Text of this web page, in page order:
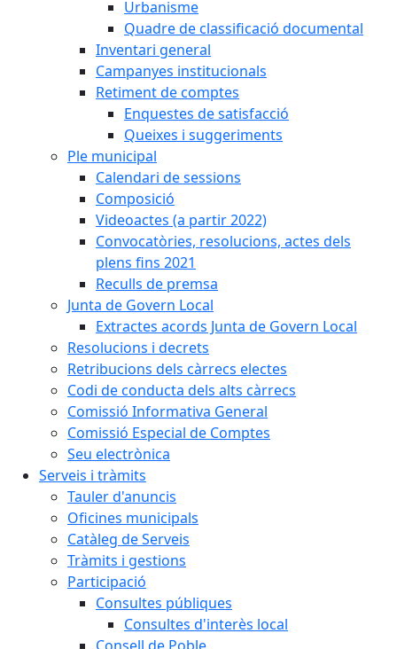
Urbanisme
Quadre de classificació documental
Inventari general
Campanyes institucionals
Retiment de comptes
Enquestes de satisfacció
Queixes i suggeriments
Ple municipal
Calendari de sessions
Composició
Videoactes (a partir 2022)
Convocatòries, resolucions, actes dels
plens fins 2021
Reculls de premsa
Junta de Govern Local
Extractes acords Junta de Govern Local
Resolucions i decrets
Retribucions dels càrrecs electes
Codi de conducta dels alts càrrecs
Comissió Informativa General
Comissió Especial de Comptes
Seu electrònica
Serveis i tràmits
Tauler d'anuncis
Oficines municipals
Catàleg de Serveis
Tràmits i gestions
Participació
Consultes públiques
Consultes d'interès local